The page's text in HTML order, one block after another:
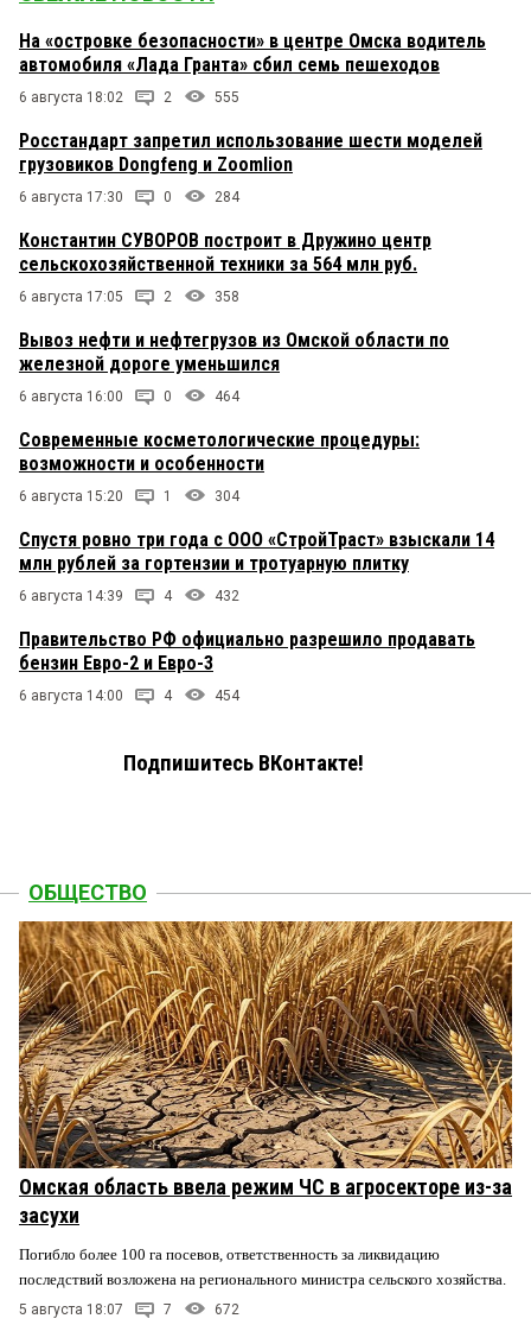
На «островке безопасности» в центре Омска водитель
автомобиля «Лада Гранта» сбил семь пешеходов
6 августа 18:02 2 555
Росстандарт запретил использование шести моделей
грузовиков Dongfeng и Zoomlion
6 августа 17:30 0 284
Константин СУВОРОВ построит в Дружино центр
сельскохозяйственной техники за 564 млн руб.
6 августа 17:05 2 358
Вывоз нефти и нефтегрузов из Омской области по
железной дороге уменьшился
6 августа 16:00 0 464
Современные косметологические процедуры:
возможности и особенности
6 августа 15:20 1 304
Спустя ровно три года с ООО «СтройТраст» взыскали 14
млн рублей за гортензии и тротуарную плитку
6 августа 14:39 4 432
Правительство РФ официально разрешило продавать
бензин Евро-2 и Евро-3
6 августа 14:00 4 454
Подпишитесь ВКонтакте!
ОБЩЕСТВО
Омская область ввела режим ЧС в агросекторе из-за
засухи
Погибло более 100 га посевов, ответственность за ликвидацию
последствий возложена на регионального министра сельского хозяйства.
5 августа 18:07 7 672